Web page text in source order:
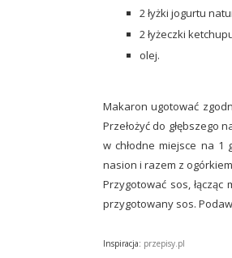
2 łyżki jogurtu
2 łyżeczki
olej.
Makaron ugotować
Przełożyć do głębszego
w chłodne miejsce na 1
nasion i razem z
Przygotować sos,
przygotowany sos.
Inspiracja: przepisy.pl